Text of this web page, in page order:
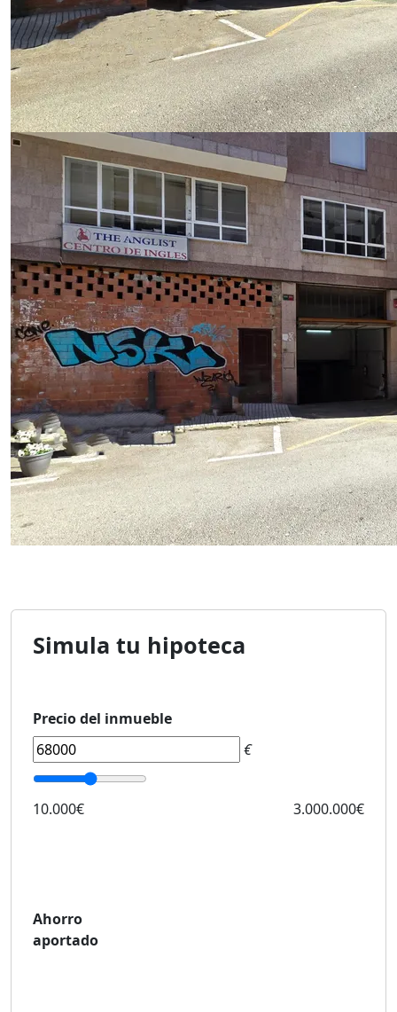
Simula tu hipoteca
Precio del inmueble
€
10.000€ 3.000.000€
Ahorro
aportado